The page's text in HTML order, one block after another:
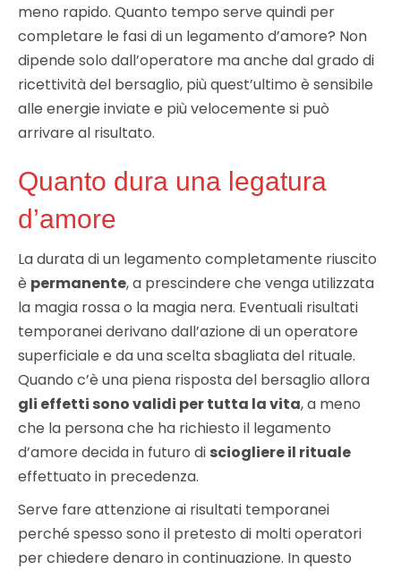
meno rapido. Quanto tempo serve quindi per
completare le fasi di un legamento d’amore? Non
dipende solo dall’operatore ma anche dal grado di
ricettività del bersaglio, più quest’ultimo è sensibile
alle energie inviate e più velocemente si può
arrivare al risultato.
Quanto dura una legatura
d’amore
La durata di un legamento completamente riuscito
è permanente, a prescindere che venga utilizzata
la magia rossa o la magia nera. Eventuali risultati
temporanei derivano dall’azione di un operatore
superficiale e da una scelta sbagliata del rituale.
Quando c’è una piena risposta del bersaglio allora
gli effetti sono validi per tutta la vita, a meno
che la persona che ha richiesto il legamento
d’amore decida in futuro di sciogliere il rituale
effettuato in precedenza.
Serve fare attenzione ai risultati temporanei
perché spesso sono il pretesto di molti operatori
per chiedere denaro in continuazione. In questo